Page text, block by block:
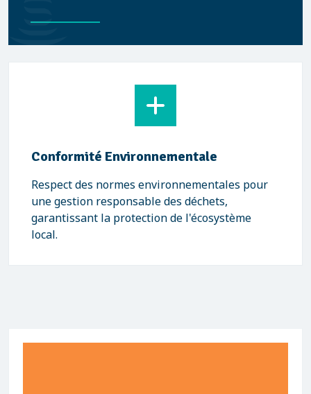
Conformité Environnementale
Respect des normes environnementales pour
une gestion responsable des déchets,
garantissant la protection de l'écosystème
local.